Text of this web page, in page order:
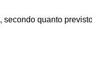
secondo quanto